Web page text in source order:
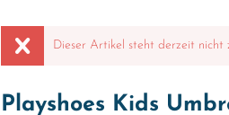
Dieser Artikel steht derzeit nicht
Playshoes Kids